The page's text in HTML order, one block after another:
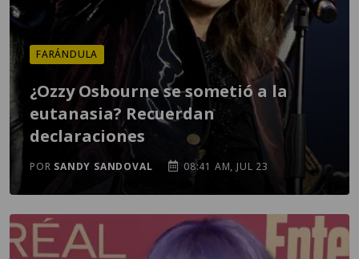
FARÁNDULA
¿Ozzy Osbourne se sometió a la
eutanasia? Recuerdan
declaraciones
POR SANDY SANDOVAL 08:41 AM, JUL 23